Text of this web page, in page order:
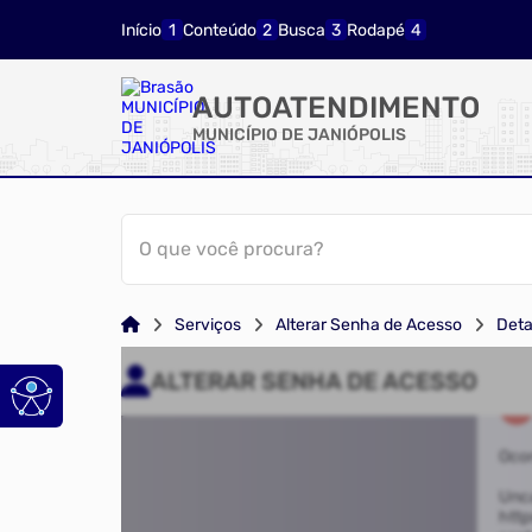
Início Conteúdo Busca Rodapé
AUTOATENDIMENTO
MUNICÍPIO DE JANIÓPOLIS
O que você procura?
Serviços Alterar Senha de Acesso
ALTERAR SENHA DE ACESSO